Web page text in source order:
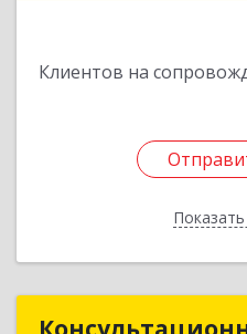
Клиентов на